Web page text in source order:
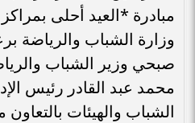
مبادرة *العيد أحلى
وزارة الشباب والرياضة
صبحي وزير الشباب
محمد عبد القادر رئيس
الشباب والهيئات